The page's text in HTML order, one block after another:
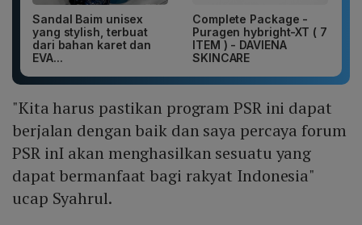
Sandal Baim unisex
yang stylish, terbuat
dari bahan karet dan
EVA...
Complete Package -
Puragen hybright-XT ( 7
ITEM ) - DAVIENA
SKINCARE
"Kita harus pastikan program PSR ini dapat
berjalan dengan baik dan saya percaya forum
PSR inI akan menghasilkan sesuatu yang
dapat bermanfaat bagi rakyat Indonesia"
ucap Syahrul.